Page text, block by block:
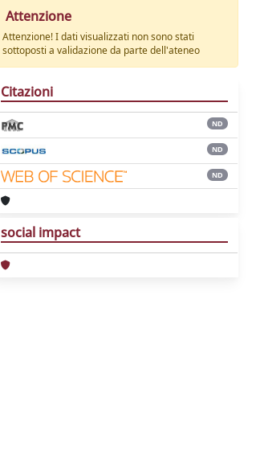
Attenzione
Attenzione! I dati visualizzati non sono stati
sottoposti a validazione da parte dell'ateneo
Citazioni
ND
ND
ND
social impact